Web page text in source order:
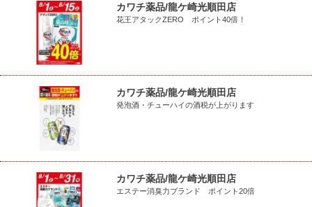
カワチ薬品/龍ケ崎光順田店
花王アタックZERO ポイント40倍！
カワチ薬品/龍ケ崎光順田店
発泡酒・チューハイの酒税が上がります
カワチ薬品/龍ケ崎光順田店
エステー消臭力ブランド ポイント20倍